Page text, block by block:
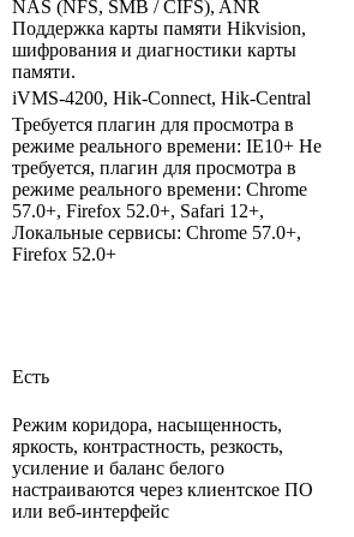
NAS (NFS, SMB / CIFS), ANR
Поддержка карты памяти Hikvision,
шифрования и диагностики карты
памяти.
iVMS-4200, Hik-Connect, Hik-Central
Требуется плагин для просмотра в
режиме реального времени: IE10+ Не
требуется, плагин для просмотра в
режиме реального времени: Chrome
57.0+, Firefox 52.0+, Safari 12+,
Локальные сервисы: Chrome 57.0+,
Firefox 52.0+
Есть
Режим коридора, насыщенность,
яркость, контрастность, резкость,
усиление и баланс белого
настраиваются через клиентское ПО
или веб-интерфейс